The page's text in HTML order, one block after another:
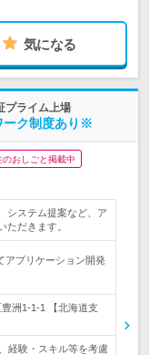
気になる
プライム上場
ーク制度あり※
のおしごと掲載中
システム提案など、ア
ただきます。
アプリケーション開発
洲1-1-1 【北海道支
経験・スキル等を考慮